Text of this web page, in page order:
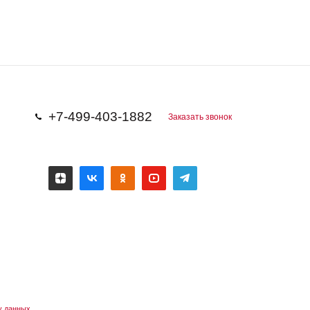
+7-499-403-1882 Заказать звонок